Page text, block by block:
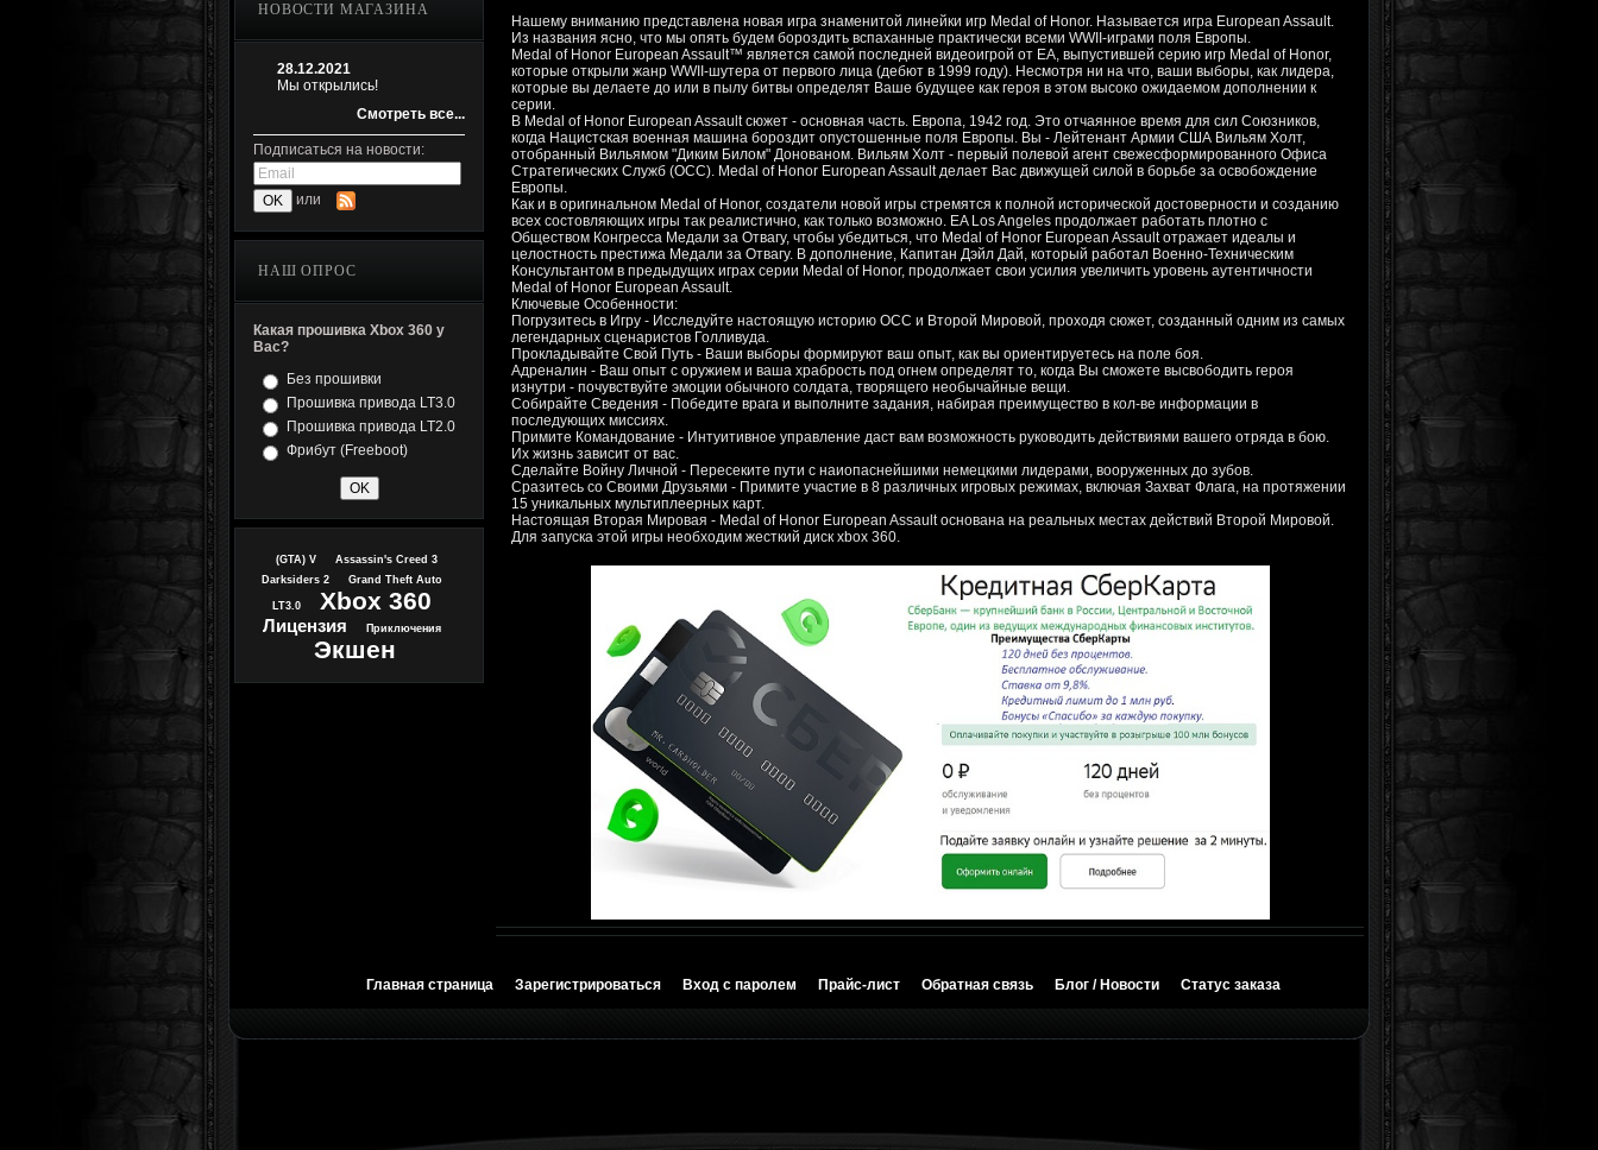
НОВОСТИ МАГАЗИНА
28.12.2021
Мы открылись!
Смотреть все...
Подписаться на новости:
или
НАШ ОПРОС
Какая прошивка Xbox 360 у
Вас?
Без прошивки
Прошивка привода LT3.0
Прошивка привода LT2.0
Фрибут (Freeboot)
(GTA) V
Assassin's Creed 3
Darksiders 2
Grand Theft Auto
LT3.0 Xbox 360
Лицензия Приключения
Экшен
Нашему вниманию представлена новая игра знаменитой линейки игр Medal of Honor. Называется игра European Assault.
Из названия ясно, что мы опять будем бороздить вспаханные практически всеми WWII-играми поля Европы.
Medal of Honor European Assault™ является самой последней видеоигрой от EA, выпустившей серию игр Medal of Honor,
которые открыли жанр WWII-шутера от первого лица (дебют в 1999 году). Несмотря ни на что, ваши выборы, как лидера,
которые вы делаете до или в пылу битвы определят Ваше будущее как героя в этом высоко ожидаемом дополнении к
серии.
В Medal of Honor European Assault сюжет - основная часть. Европа, 1942 год. Это отчаянное время для сил Союзников,
когда Нацистская военная машина бороздит опустошенные поля Европы. Вы - Лейтенант Армии США Вильям Холт,
отобранный Вильямом "Диким Билом" Донованом. Вильям Холт - первый полевой агент свежесформированного Офиса
Стратегических Служб (ОСС). Medal of Honor European Assault делает Вас движущей силой в борьбе за освобождение
Европы.
Как и в оригинальном Medal of Honor, создатели новой игры стремятся к полной исторической достоверности и созданию
всех состовляющих игры так реалистично, как только возможно. EA Los Angeles продолжает работать плотно с
Обществом Конгресса Медали за Отвагу, чтобы убедиться, что Medal of Honor European Assault отражает идеалы и
целостность престижа Медали за Отвагу. В дополнение, Капитан Дэйл Дай, который работал Военно-Техническим
Консультантом в предыдущих играх серии Medal of Honor, продолжает свои усилия увеличить уровень аутентичности
Medal of Honor European Assault.
Ключевые Особенности:
Погрузитесь в Игру - Исследуйте настоящую историю ОСС и Второй Мировой, проходя сюжет, созданный одним из самых
легендарных сценаристов Голливуда.
Прокладывайте Свой Путь - Ваши выборы формируют ваш опыт, как вы ориентируетесь на поле боя.
Адреналин - Ваш опыт с оружием и ваша храбрость под огнем определят то, когда Вы сможете высвободить героя
изнутри - почувствуйте эмоции обычного солдата, творящего необычайные вещи.
Собирайте Сведения - Победите врага и выполните задания, набирая преимущество в кол-ве информации в
последующих миссиях.
Примите Командование - Интуитивное управление даст вам возможность руководить действиями вашего отряда в бою.
Их жизнь зависит от вас.
Сделайте Войну Личной - Пересеките пути с наиопаснейшими немецкими лидерами, вооруженных до зубов.
Сразитесь со Своими Друзьями - Примите участие в 8 различных игровых режимах, включая Захват Флага, на протяжении
15 уникальных мультиплеерных карт.
Настоящая Вторая Мировая - Medal of Honor European Assault основана на реальных местах действий Второй Мировой.
Для запуска этой игры необходим жесткий диск xbox 360.
Главная страница Зарегистрироваться Вход с паролем Прайс-лист Обратная связь Блог / Новости Статус заказа